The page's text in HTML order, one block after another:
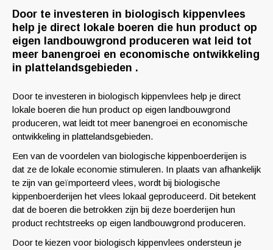
Door te investeren in biologisch kippenvlees
help je direct lokale boeren die hun product op
eigen landbouwgrond produceren wat leid tot
meer banengroei en economische ontwikkeling
in plattelandsgebieden .
Door te investeren in biologisch kippenvlees help je direct
lokale boeren die hun product op eigen landbouwgrond
produceren, wat leidt tot meer banengroei en economische
ontwikkeling in plattelandsgebieden.
Een van de voordelen van biologische kippenboerderijen is
dat ze de lokale economie stimuleren. In plaats van afhankelijk
te zijn van geïmporteerd vlees, wordt bij biologische
kippenboerderijen het vlees lokaal geproduceerd. Dit betekent
dat de boeren die betrokken zijn bij deze boerderijen hun
product rechtstreeks op eigen landbouwgrond produceren.
Door te kiezen voor biologisch kippenvlees ondersteun je